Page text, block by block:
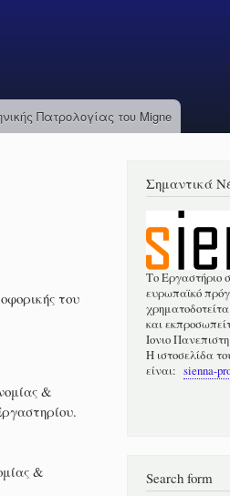
Πατρολογίας του Migne
του
&
&
Σημαντικά
Το Εργαστήριο
ευρωπαϊκό
και
Ιονιο
Η ιστοσελίδα
είναι: sienna-
Search form